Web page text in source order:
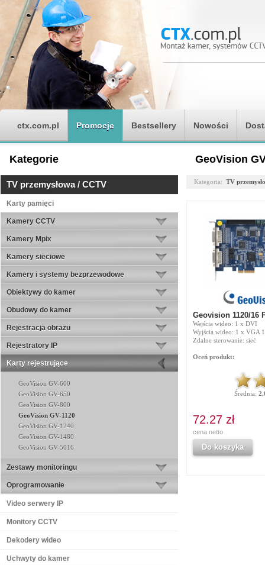
ctx.com.pl Promocje Bestsellery Nowości
Kategorie
TV przemysłowa / CCTV
Karty pamięci
Kamery CCTV
Kamery Mpix
Kamery sieciowe
Kamery i systemy bezprzewodowe
Obiektywy do kamer
Obudowy do kamer
Rejestracja obrazu
Rejestratory IP
Karty rejestrujące
GeoVision GV-600
GeoVision GV-650
GeoVision GV-800
GeoVision GV-1120
GeoVision GV-1240
GeoVision GV-1480
GeoVision GV-5016
Zestawy monitoringu
Oprogramowanie
Video serwery IP
Monitory CCTV
Dekodery wideo
Uchwyty do kamer
GeoVision
Kategoria: TV
Geovision 1120/16
Wejścia wideo: 1 x DVI
Wyjścia wideo: 1 x VGA
Zdalne sterowanie: sieć
Oceń produkt:
Średnia:
72.27 zł
cena netto
Do koszyka